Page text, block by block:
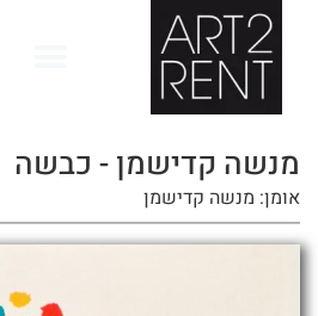
מנשה קדישמן - כבשה
אומן: מנשה קדישמן